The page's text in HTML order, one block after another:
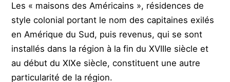
Les « maisons des Américains », résidences de
style colonial portant le nom des capitaines exilés
en Amérique du Sud, puis revenus, qui se sont
installés dans la région à la fin du XVIIIe siècle et
au début du XIXe siècle, constituent une autre
particularité de la région.